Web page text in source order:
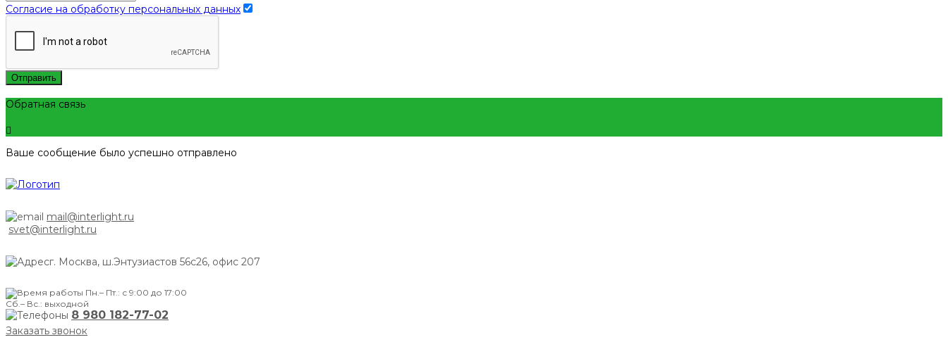
Согласие на обработку персональных данных
Отправить
Обратная связь
Ваше сообщение было успешно отправлено
mail@interlight.ru
svet@interlight.ru
г. Москва, ш.Энтузиастов 56с26, офис 207
Пн.– Пт.: с 9:00 до 17:00
Сб.– Вс.: выходной
8 980 182-77-02
Заказать звонок